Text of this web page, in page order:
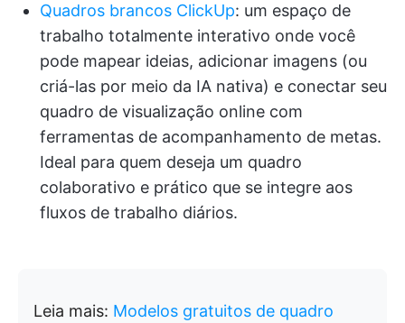
Quadros brancos ClickUp: um espaço de
trabalho totalmente interativo onde você
pode mapear ideias, adicionar imagens (ou
criá-las por meio da IA nativa) e conectar seu
quadro de visualização online com
ferramentas de acompanhamento de metas.
Ideal para quem deseja um quadro
colaborativo e prático que se integre aos
fluxos de trabalho diários.
Leia mais: Modelos gratuitos de quadro